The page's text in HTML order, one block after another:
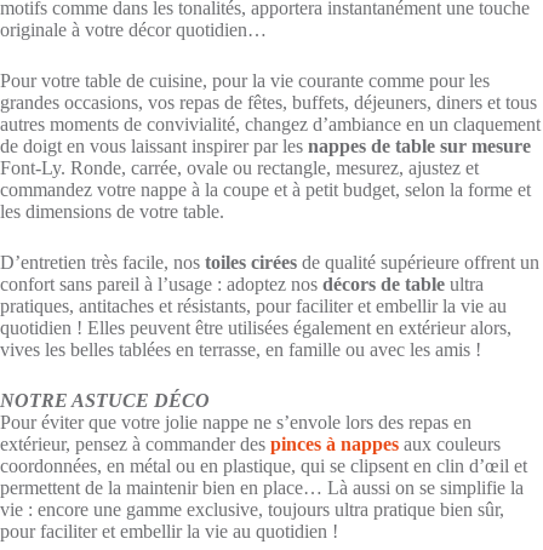
motifs comme dans les tonalités, apportera instantanément une touche
originale à votre décor quotidien…
Pour votre table de cuisine, pour la vie courante comme pour les
grandes occasions, vos repas de fêtes, buffets, déjeuners, diners et tous
autres moments de convivialité, changez d’ambiance en un claquement
de doigt en vous laissant inspirer par les nappes de table sur mesure
Font-Ly. Ronde, carrée, ovale ou rectangle, mesurez, ajustez et
commandez votre nappe à la coupe et à petit budget, selon la forme et
les dimensions de votre table.
D’entretien très facile, nos toiles cirées de qualité supérieure offrent un
confort sans pareil à l’usage : adoptez nos décors de table ultra
pratiques, antitaches et résistants, pour faciliter et embellir la vie au
quotidien ! Elles peuvent être utilisées également en extérieur alors,
vives les belles tablées en terrasse, en famille ou avec les amis !
NOTRE ASTUCE DÉCO
Pour éviter que votre jolie nappe ne s’envole lors des repas en
extérieur, pensez à commander des pinces à nappes aux couleurs
coordonnées, en métal ou en plastique, qui se clipsent en clin d’œil et
permettent de la maintenir bien en place… Là aussi on se simplifie la
vie : encore une gamme exclusive, toujours ultra pratique bien sûr,
pour faciliter et embellir la vie au quotidien !